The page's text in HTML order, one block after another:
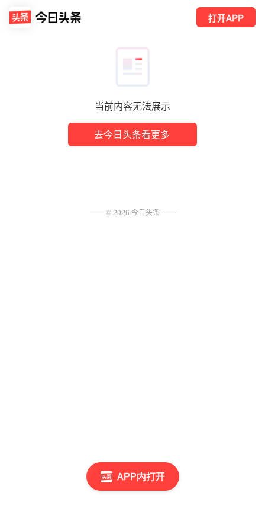
当前内容无法展示
去今日头条看更多
打开APP
APP内打开
—— ©2026 今日头条 ——